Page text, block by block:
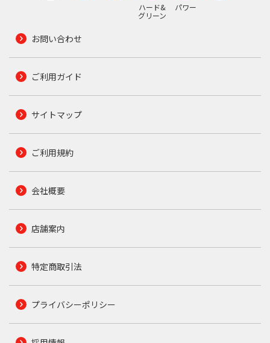
ハード&
グリーン
パワー
お問い合わせ
ご利用ガイド
サイトマップ
ご利用規約
会社概要
店舗案内
特定商取引法
プライバシーポリシー